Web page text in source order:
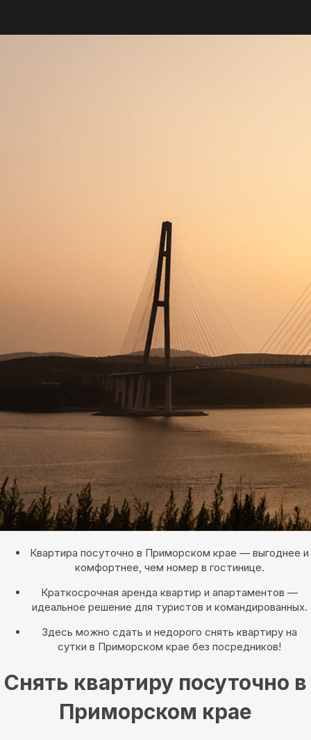
Квартира посуточно в Приморском крае — выгоднее и
комфортнее, чем номер в гостинице.
Краткосрочная аренда квартир и апартаментов —
идеальное решение для туристов и командированных.
Здесь можно сдать и недорого снять квартиру на
сутки в Приморском крае без посредников!
Снять квартиру посуточно в
Приморском крае